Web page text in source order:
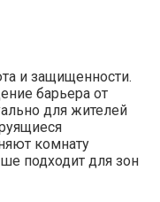
и защищенности.
барьера от
для жителей
комнату
подходит для зон